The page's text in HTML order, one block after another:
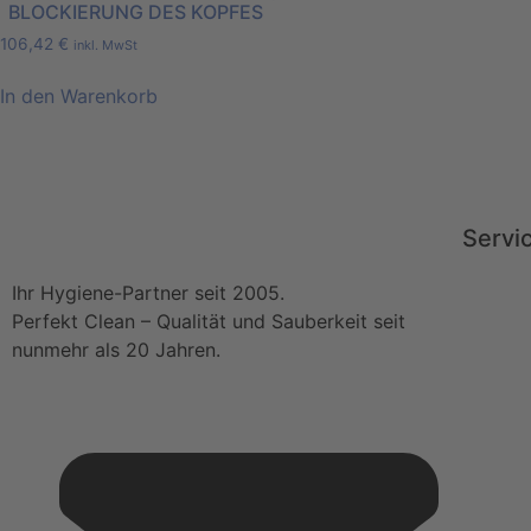
BLOCKIERUNG DES KOPFES
106,42 € inkl. MwSt
In den Warenkorb
Ihr Hygiene-Partner seit 2005.
Perfekt Clean – Qualität und Sauberkeit seit
nunmehr als 20 Jahren.